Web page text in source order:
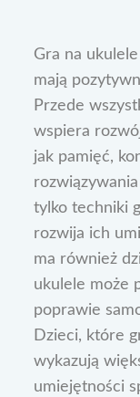
Gra na
mają
Przede
wspiera
jak pamięć,
tylko techniki
rozwija ich
ma również
ukulele może
poprawie
Dzieci, które
wykazują
umiejętności